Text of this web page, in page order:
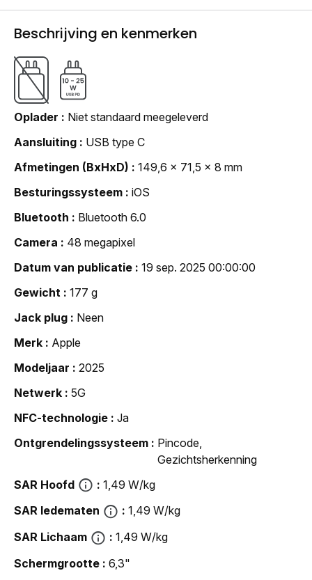
Beschrijving en kenmerken
Oplader
Niet standaard meegeleverd
Aansluiting
USB type C
Afmetingen (BxHxD)
149,6 x 71,5 x 8 mm
Besturingssysteem
iOS
Bluetooth
Bluetooth 6.0
Camera
48 megapixel
Datum van publicatie
19 sep. 2025 00:00:00
Gewicht
177 g
Jack plug
Neen
Merk
Apple
Modeljaar
2025
Netwerk
5G
NFC-technologie
Ja
Ontgrendelingssysteem
Pincode,
Gezichtsherkenning
SAR Hoofd
1,49 W/kg
SAR ledematen
1,49 W/kg
SAR Lichaam
1,49 W/kg
Schermgrootte
6,3"